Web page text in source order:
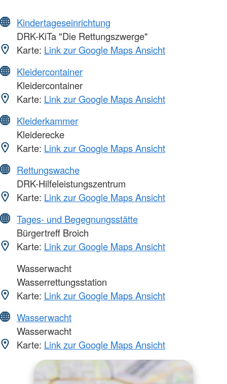
Kindertageseinrichtung
DRK-KiTa "Die Rettungszwerge"
Karte: Link zur Google Maps Ansicht
Kleidercontainer
Kleidercontainer
Karte: Link zur Google Maps Ansicht
Kleiderkammer
Kleiderecke
Karte: Link zur Google Maps Ansicht
Rettungswache
DRK-Hilfeleistungszentrum
Karte: Link zur Google Maps Ansicht
Tages- und Begegnungsstätte
Bürgertreff Broich
Karte: Link zur Google Maps Ansicht
Wasserwacht
Wasserrettungsstation
Karte: Link zur Google Maps Ansicht
Wasserwacht
Wasserwacht
Karte: Link zur Google Maps Ansicht